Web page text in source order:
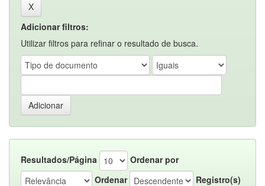
Adicionar filtros:
Utilizar filtros para refinar o resultado de busca.
Resultados/Página
Ordenar por
Ordenar
Registro(s)